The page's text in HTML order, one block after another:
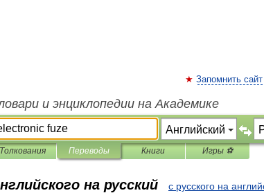
Запомнить сайт
и энциклопедии на Академике
Толкования Переводы Книги Игры ⚽
на русский с русского на